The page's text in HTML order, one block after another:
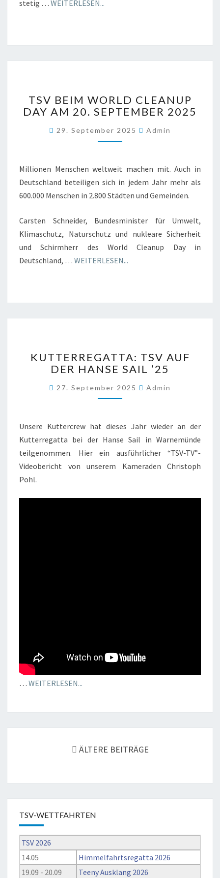
stetig … WEITERLESEN...
BEIM
WORLD
DAY
AM
SEPTEMBER
TSV BEIM WORLD CLEANUP
DAY AM 20. SEPTEMBER 2025
29. September 2025 Admin
Millionen Menschen weltweit machen mit. Auch in
Deutschland beteiligen sich in jedem Jahr mehr als
600.000 Menschen in 2.800 Städten und Gemeinden.
Carsten Schneider, Bundesminister für Umwelt,
Klimaschutz, Naturschutz und nukleare Sicherheit
und Schirmherr des World Cleanup Day in
Deutschland, … WEITERLESEN...
TSV
AUF
HANSE
SAIL
KUTTERREGATTA: TSV AUF
DER HANSE SAIL ’25
27. September 2025 Admin
Unsere Kuttercrew hat dieses Jahr wieder an der
Kutterregatta bei der Hanse Sail in Warnemünde
teilgenommen. Hier ein ausführlicher “TSV-TV”-
Videobericht von unserem Kameraden Christoph
Pohl.
… WEITERLESEN...
ÄLTERE BEITRÄGE
TSV-WETTFAHRTEN
TSV 2026
14.05
Himmelfahrtsregatta 2026
19.09 - 20.09
Teeny Ausklang 2026